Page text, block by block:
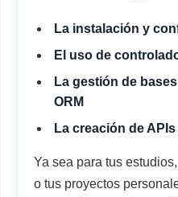
La instalación y
El uso de
La gestión de
ORM
La creación de
Ya sea para tus
o tus proyectos